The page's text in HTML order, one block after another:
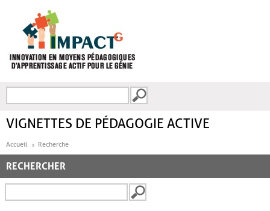
FORMULAIRE DE
VIGNETTES DE PÉDAGOGIE ACTIVE
Accueil Recherche
RECHERCHER